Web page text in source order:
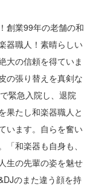
創業99年の老舗の和
器職人！素晴らしい
大の信頼を得ていま
の張り替えを真剣な
緊急入院し、退院
果たし和楽器職人と
います。自らを奮い
和楽器も自身も、
生の先輩の姿を魅せ
のまた違う顔を持